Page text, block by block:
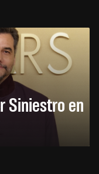
Siniestro en